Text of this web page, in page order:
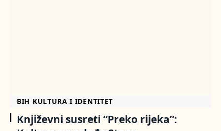
BIH KULTURA I IDENTITET
Književni susreti “Preko rijeka”: